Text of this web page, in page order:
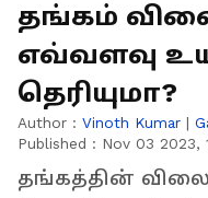
தங்கம்
எவ்வளவு
தெரியுமா?
Author : Vinoth Kumar |
Published : Nov 03 2023,
தங்கத்தின் விலை